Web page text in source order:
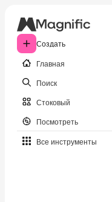
Создать
Главная
Поиск
Стоковый
Посмотреть
Все инструменты